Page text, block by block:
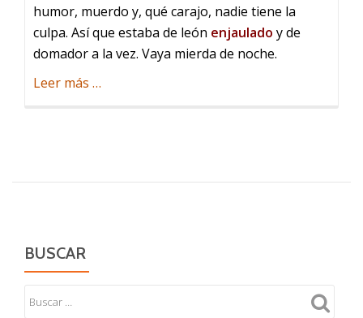
humor, muerdo y, qué carajo, nadie tiene la
culpa. Así que estaba de león enjaulado y de
domador a la vez. Vaya mierda de noche.
Leer más acerca
…
BUSCAR